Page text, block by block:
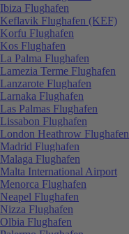
Ibiza Flughafen
Keflavik Flughafen (KEF)
Korfu Flughafen
Kos Flughafen
La Palma Flughafen
Lamezia Terme Flughafen
Lanzarote Flughafen
Larnaka Flughafen
Las Palmas Flughafen
Lissabon Flughafen
London Heathrow Flughafen
Madrid Flughafen
Malaga Flughafen
Malta International Airport
Menorca Flughafen
Neapel Flughafen
Nizza Flughafen
Olbia Flughafen